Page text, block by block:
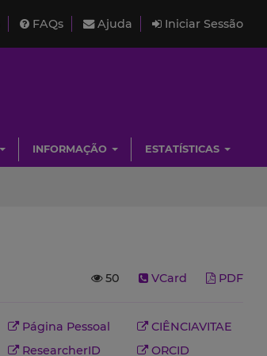
FAQs Ajuda Iniciar Sessão
INFORMAÇÃO ESTATÍSTICAS
50 VCard PDF
Página Pessoal
CIÊNCIAVITAE
ResearcherID
ORCID